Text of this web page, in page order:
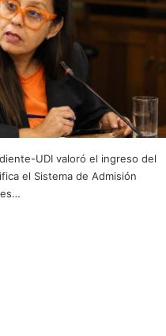
UDI valoró el ingreso del
el Sistema de Admisión